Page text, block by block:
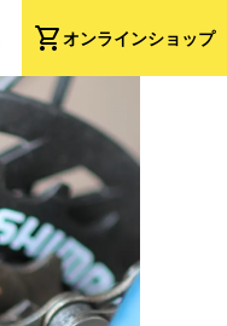
shopping_cartオンラインショップ